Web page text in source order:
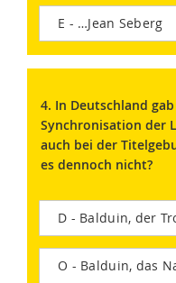
E - …Jean Seberg
4. In Deutschland
Synchronisation der
auch bei der
es dennoch nicht?
D - Balduin, der
O - Balduin, das